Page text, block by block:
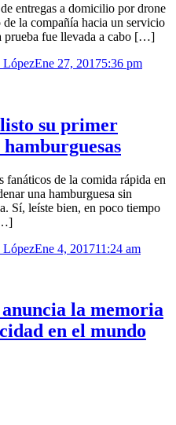
entregas a domicilio por drone
de la compañía hacia un servicio
prueba fue llevada a cabo […]
Ene 27, 20175:36 pm
su primer
fanáticos de la comida rápida en
una hamburguesa sin
Sí, leíste bien, en poco tiempo
Ene 4, 201711:24 am
la memoria
en el mundo